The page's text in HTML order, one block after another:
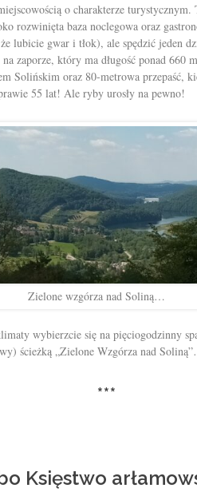
o charakterze
rozwinięta baza noclegowa oraz
lubicie gwar i tłok), ale spędzić jeden
zaporze, który ma długość ponad 660
Solińskim oraz 80-metrowa przepaść,
55 lat! Ale ryby urosły na pewno!
Zielone wzgórza nad Soliną…
wybierzcie się na pięciogodzinny
ścieżką „Zielone Wzgórza nad
***
Księstwo